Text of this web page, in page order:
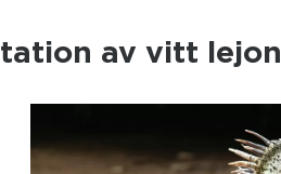
av vitt lejon